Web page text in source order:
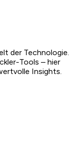
der Technologie.
Tools – hier
Insights.